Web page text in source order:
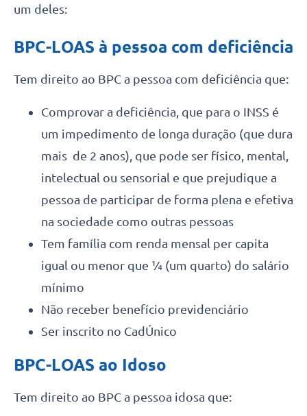
um deles:
BPC-LOAS à pessoa com deficiência
Tem direito ao BPC a pessoa com deficiência que:
Comprovar a deficiência, que para o INSS é
um impedimento de longa duração (que dura
mais de 2 anos), que pode ser físico, mental,
intelectual ou sensorial e que prejudique a
pessoa de participar de forma plena e efetiva
na sociedade como outras pessoas
Tem família com renda mensal per capita
igual ou menor que ¼ (um quarto) do salário
mínimo
Não receber benefício previdenciário
Ser inscrito no CadÚnico
BPC-LOAS ao Idoso
Tem direito ao BPC a pessoa idosa que: